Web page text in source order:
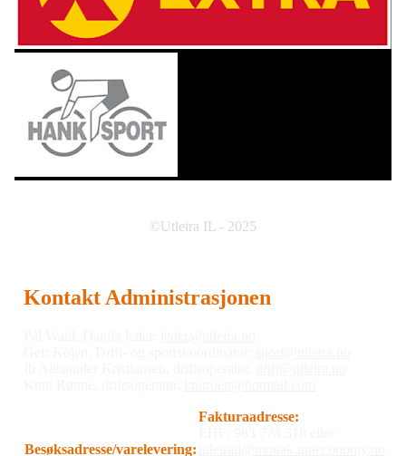
©Utleira IL - 2025
Kontakt Administrasjonen
Besøksadresse/varelevering:
Fakturaadresse: